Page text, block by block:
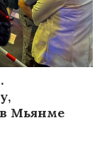
Мьянме